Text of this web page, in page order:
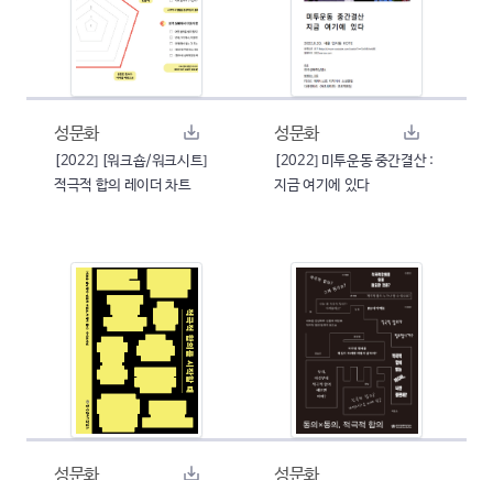
성문화
[2022] [워크숍/워크시트]
적극적 합의 레이더 차트
성문화
[2022] 미투운동 중간결산 :
지금 여기에 있다
성문화 성문화